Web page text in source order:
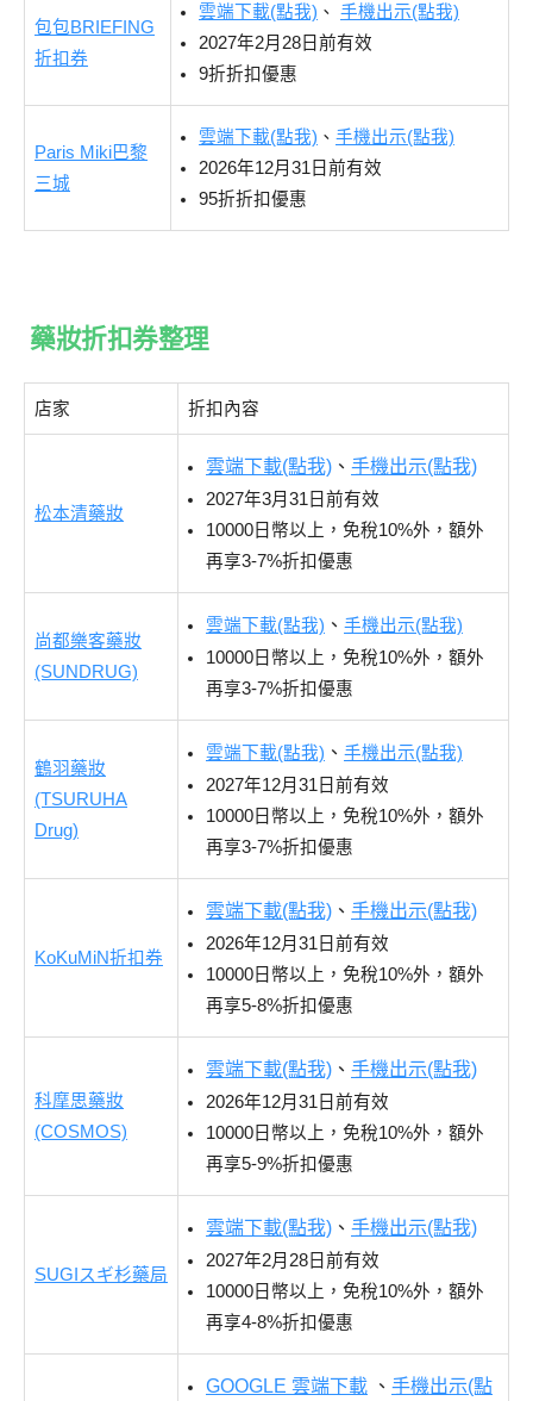
包包BRIEFING
折扣券
雲端下載(點我) 、 手機出示(點我)
2027年2月28日前有效
9折折扣優惠
Paris Miki巴黎
三城
雲端下載(點我) 、 手機出示(點我)
2026年12月31日前有效
95折折扣優惠
藥妝折扣券整理
店家 折扣內容
松本清藥妝
雲端下載(點我) 、 手機出示(點我)
2027年3月31日前有效
10000日幣以上，免稅10%外，額外
再享3-7%折扣優惠
尚都樂客藥妝
(SUNDRUG)
雲端下載(點我) 、 手機出示(點我)
10000日幣以上，免稅10%外，額外
再享3-7%折扣優惠
鶴羽藥妝
(TSURUHA
Drug)
雲端下載(點我) 、 手機出示(點我)
2027年12月31日前有效
10000日幣以上，免稅10%外，額外
再享3-7%折扣優惠
KoKuMiN折扣券
雲端下載(點我) 、 手機出示(點我)
2026年12月31日前有效
10000日幣以上，免稅10%外，額外
再享5-8%折扣優惠
科摩思藥妝
(COSMOS)
雲端下載(點我) 、 手機出示(點我)
2026年12月31日前有效
10000日幣以上，免稅10%外，額外
再享5-9%折扣優惠
SUGIスギ杉藥局
雲端下載(點我) 、 手機出示(點我)
2027年2月28日前有效
10000日幣以上，免稅10%外，額外
再享4-8%折扣優惠
GOOGLE 雲端下載 、 手機出示(點